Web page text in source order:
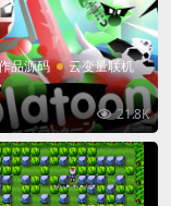
品源码 云变量联机
21.8K